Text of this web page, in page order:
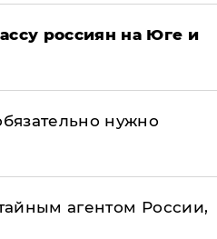
россиян на Юге и
нужно
агентом России,